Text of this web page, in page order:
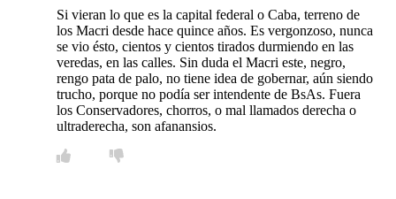
Si vieran lo que es la capital federal o Caba, terreno de
los Macri desde hace quince años. Es vergonzoso, nunca
se vio ésto, cientos y cientos tirados durmiendo en las
veredas, en las calles. Sin duda el Macri este, negro,
rengo pata de palo, no tiene idea de gobernar, aún siendo
trucho, porque no podía ser intendente de BsAs. Fuera
los Conservadores, chorros, o mal llamados derecha o
ultraderecha, son afanansios.